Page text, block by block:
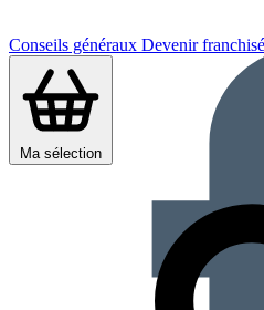
Conseils généraux Devenir franchisé
Ma sélection